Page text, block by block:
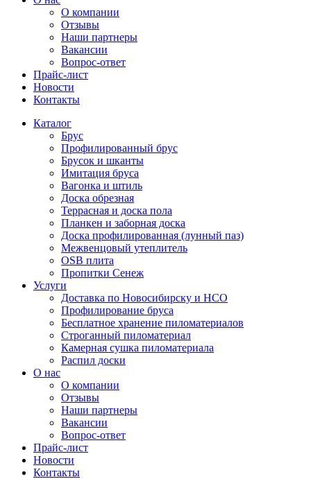
О компании
Отзывы
Наши партнеры
Вакансии
Вопрос-ответ
Прайс-лист
Новости
Контакты
Каталог
Брус
Профилированный брус
Брусок и шканты
Имитация бруса
Вагонка и штиль
Доска обрезная
Террасная и доска пола
Планкен и заборная доска
Доска профилированная (лунный паз)
Межвенцовый утеплитель
OSB плита
Пропитки Сенеж
Услуги
Доставка по Новосибирску и НСО
Профилирование бруса
Бесплатное хранение пиломатериалов
Строганный пиломатериал
Камерная сушка пиломатериала
Распил доски
О нас
О компании
Отзывы
Наши партнеры
Вакансии
Вопрос-ответ
Прайс-лист
Новости
Контакты